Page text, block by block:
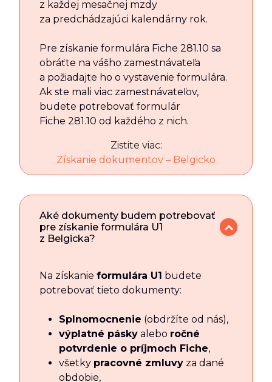
z každej mesačnej mzdy
za predchádzajúci kalendárny rok.
Pre získanie formulára Fiche 281.10 sa
obráťte na vášho zamestnávateľa
a požiadajte ho o vystavenie formulára.
Ak ste mali viac zamestnávateľov,
budete potrebovať formulár
Fiche 281.10 od každého z nich.
Zistite viac:
Získanie dokumentov – Belgicko
Aké dokumenty budem potrebovať
pre získanie formulára U1
z Belgicka?
Na získanie formulára U1 budete
potrebovať tieto dokumenty:
Splnomocnenie (obdržíte od nás),
výplatné pásky alebo ročné
potvrdenie o príjmoch Fiche,
všetky pracovné zmluvy za dané
obdobie,